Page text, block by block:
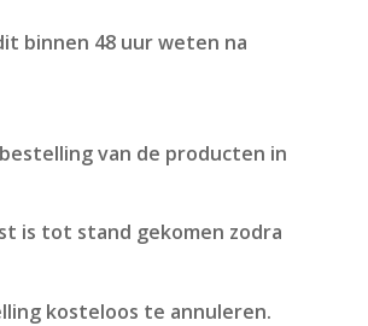
binnen 48 uur weten na
van de producten in
is tot stand gekomen zodra
kosteloos te annuleren.